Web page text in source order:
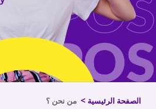
الصفحة الرئيسية > من نحن ؟